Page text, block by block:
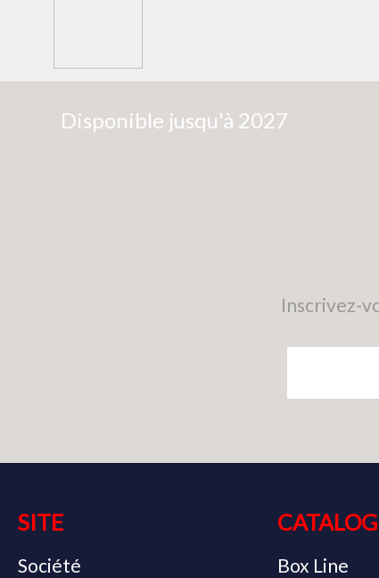
Disponible jusqu'à 2027
Inscrivez-
SITE
Société
Box Line